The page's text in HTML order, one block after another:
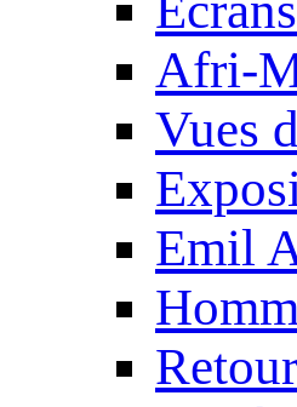
Afri-
Vues
Emil